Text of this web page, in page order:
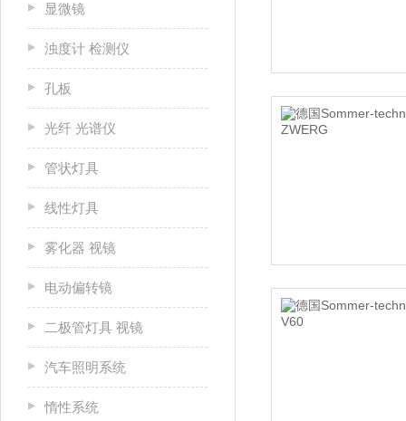
显微镜
浊度计 检测仪
孔板
光纤 光谱仪
管状灯具
线性灯具
雾化器 视镜
电动偏转镜
二极管灯具 视镜
汽车照明系统
惰性系统